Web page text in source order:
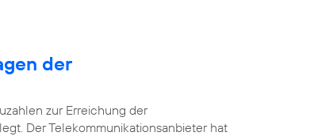
der
zur Erreichung der
Der Telekommunikationsanbieter hat